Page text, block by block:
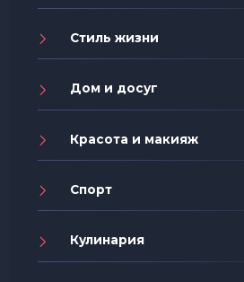
Стиль жизни
Дом и досуг
Красота и макияж
Спорт
Кулинария